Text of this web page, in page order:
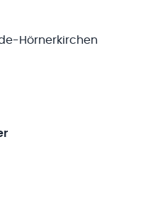
Hörnerkirchen